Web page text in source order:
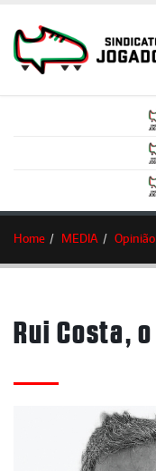
Home MEDIA Opinião
Rui Costa,